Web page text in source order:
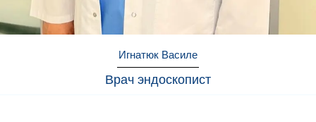
Игнатюк Василе
Врач эндоскопист